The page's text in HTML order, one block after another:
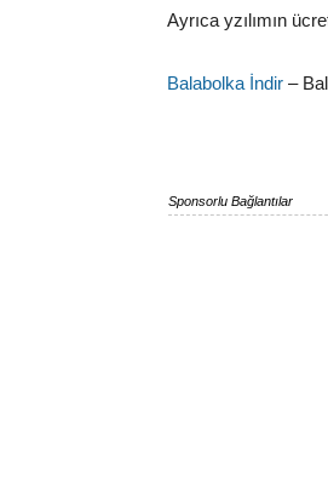
Ayrıca yzılımın
Balabolka İndir –
Sponsorlu Bağlantılar